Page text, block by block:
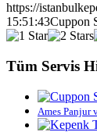
https://
15:51:43Cuppon
Tüm Servis
Ames Panjur